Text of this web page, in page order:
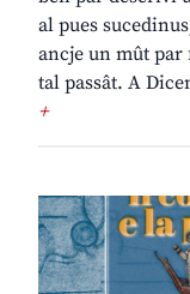
al pues
ancje un mût par
tal passât. A
+